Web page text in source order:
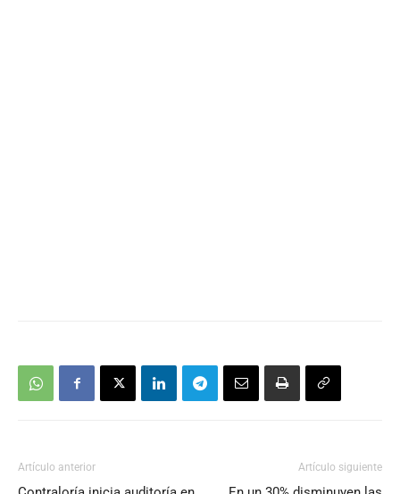
Artículo anterior Artículo siguiente